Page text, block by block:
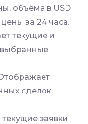
объёма в USD
за 24 часа.
текущие и
выбранные
сделок
заявки